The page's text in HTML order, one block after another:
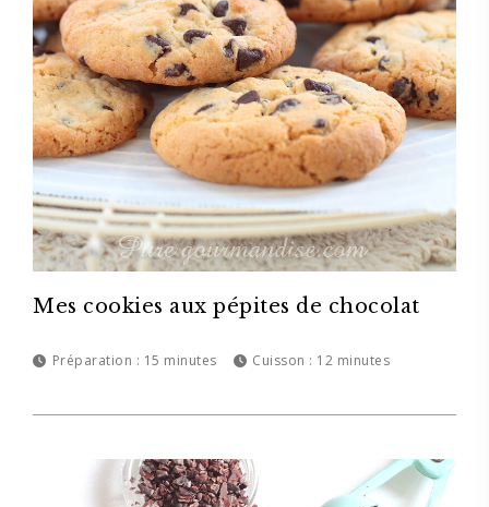
Mes cookies aux pépites de chocolat
Préparation : 15 minutes Cuisson : 12 minutes